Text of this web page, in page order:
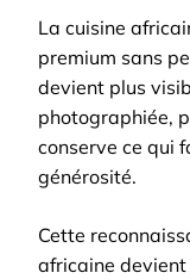
La cuisine
premium sans
devient plus
photographiée,
conserve ce qui
générosité.
Cette
africaine devient